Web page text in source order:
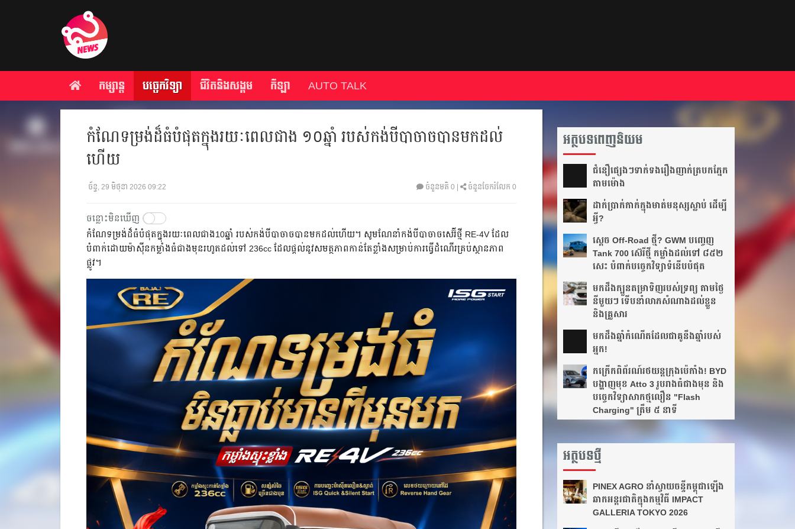
កម្សាន្ត បច្ចេកវិទ្យា ជីវិតនិងសង្គម កីឡា AUTO TALK
កំណែទម្រង់ដ៏ធំបំផុតក្នុងរយៈពេលជាង ១០ឆ្នាំ របស់កង់បីបាចាចបានមកដល់
ហើយ
ច័ន្ទ, 29 មិថុនា 2026 09:22 ចំនួនមតិ 0 ចំនួនចែករំលែក 0
ចន្លោះមិនឃើញ
កំណែទម្រង់ដ៏ធំបំផុតក្នុងរយៈពេលជាង10ឆ្នាំ របស់កង់បីបាចាចបានមកដល់ហើយ។ សូមណែនាំកង់បីបាចាចសេរ៊ីថ្មី RE-4V ដែល
បំពាក់ដោយម៉ាស៊ីនកម្លាំងធំជាងមុនរហូតដល់ទៅ 236cc ដែលផ្តល់នូវសមត្ថភាពកាន់តែខ្លាំងសម្រាប់ការធ្វើដំណើរគ្រប់ស្ថានភាព
ផ្លូវ។
អត្ថបទពេញនិយម
ជំនឿ​ផ្សេងៗ​ទាក់ទង​រឿង​ញាក់​ត្របក​ភ្នែក​
តាម​ម៉ោង​
ដាក់​ប្រាក់​កាក់​ក្នុង​មាត់​មនុស្ស​ស្លាប់ ដើម្បី​
អ្វី?
ស្តេច Off-Road ថ្មី? GWM បញ្ចេញ
Tank 700 ស៊េរីថ្មី កម្លាំងដល់ទៅ ៨៥២
សេះ បំពាក់បច្ចេកវិទ្យាទំនើបបំផុត
មកដឹងក្បួនតម្រាទិញរបស់ទ្រព្យ តាមថ្ងៃ
នីមួយៗ ទើបនាំលាភសំណាងដល់ខ្លួន
និងគ្រួសារ
មក​ដឹងឆ្នាំ​កំណើត​ដែល​ជា​គូ​នឹង​ឆ្នាំ​របស់​
អ្នក!​
កក្រើកពិព័រណ៍រថយន្តក្រុងប៉េកាំង! BYD
បង្ហាញមុខ Atto 3 រូបរាងធំជាងមុន និង
បច្ចេកវិទ្យាសាកថ្មលឿន "Flash
Charging" ត្រឹម ៥ នាទី
អត្ថបទថ្មី
PINEX AGRO នាំ​ស្វាយចន្ទី​កម្ពុជា​ឡើង​
ឆាក​អន្តរជាតិ​​ក្នុង​កម្មវិធី​ IMPACT
GALLERIA TOKYO 2026